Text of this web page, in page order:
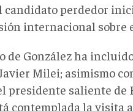
candidato perdedor
internacional sobre
de González ha
Milei; asimismo
presidente saliente de
contemplada la visita a